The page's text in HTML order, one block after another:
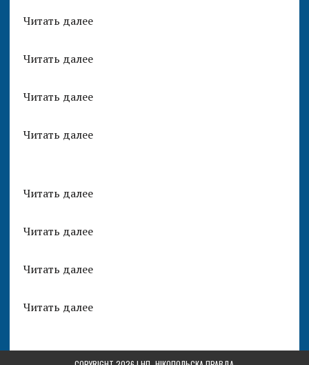
Читать далее
Читать далее
Читать далее
Читать далее
Читать далее
Читать далее
Читать далее
Читать далее